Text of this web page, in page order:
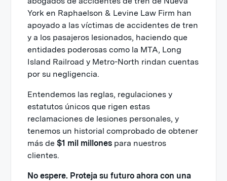
York en Raphaelson & Levine Law Firm han
apoyado a las víctimas de accidentes de tren
y a los pasajeros lesionados, haciendo que
entidades poderosas como la MTA, Long
Island Railroad y Metro-North rindan cuentas
por su negligencia.
Entendemos las reglas, regulaciones y
estatutos únicos que rigen estas
reclamaciones de lesiones personales, y
tenemos un historial comprobado de obtener
más de$1 mil millones para nuestros
clientes.
No espere. Proteja su futuro ahora con una